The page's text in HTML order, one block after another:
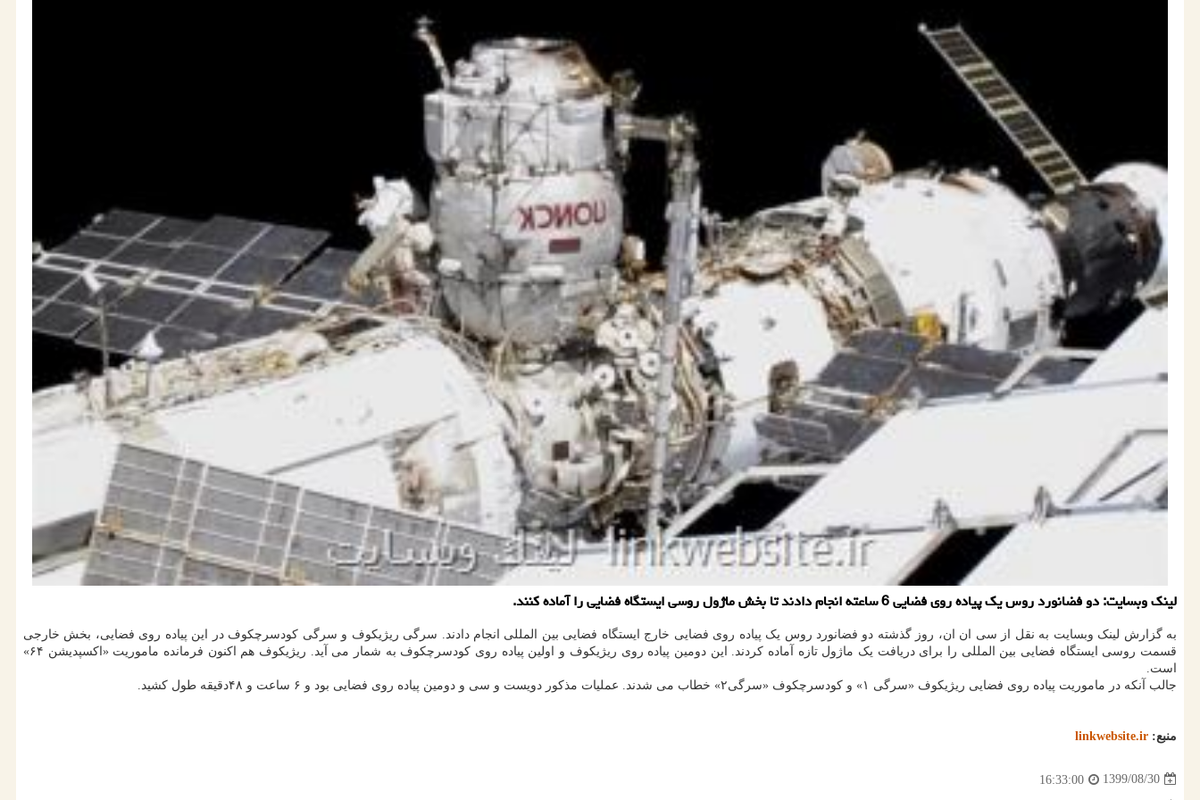
لینك وبسایت: دو فضانورد روس یك پیاده روی فضایی 6 ساعته انجام دادند تا بخش ماژول روسی ایستگاه فضایی را آماده كنند.
به گزارش لینک وبسایت به نقل از سی ان ان، روز گذشته دو فضانورد روس یک پیاده روی فضایی خارج ایستگاه فضایی بین المللی انجام دادند. سرگی ریژیکوف و سرگی کودسرچکوف در این پیاده روی فضایی، بخش خارجی
قسمت روسی ایستگاه فضایی بین المللی را برای دریافت یک ماژول تازه آماده کردند. این دومین پیاده روی ریژیکوف و اولین پیاده روی کودسرچکوف به شمار می آید. ریژیکوف هم اکنون فرمانده ماموریت «اکسپدیشن ۶۴»
است.
جالب آنکه در ماموریت پیاده روی فضایی ریژیکوف «سرگی ۱» و کودسرچکوف «سرگی۲» خطاب می شدند. عملیات مذکور دویست و سی و دومین پیاده روی فضایی بود و ۶ ساعت و ۴۸دقیقه طول کشید.
منبع: linkwebsite.ir
1399/08/30
16:33:00